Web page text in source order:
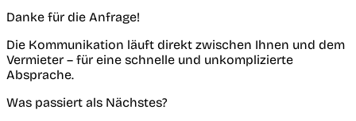
Danke für die Anfrage!
Die Kommunikation läuft direkt zwischen Ihnen und dem
Vermieter – für eine schnelle und unkomplizierte
Absprache.
Was passiert als Nächstes?